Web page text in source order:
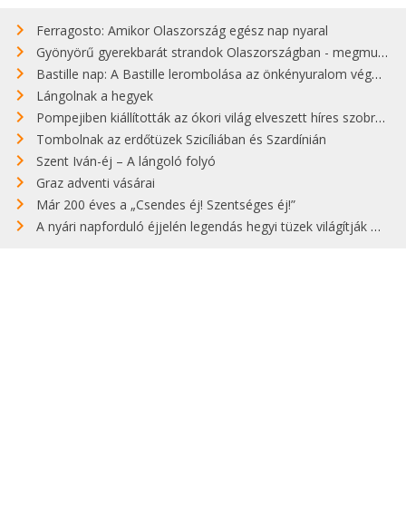
Ferragosto: Amikor Olaszország egész nap nyaral
Gyönyörű gyerekbarát strandok Olaszországban - megmutatjuk a 15 legjobbat
Bastille nap: A Bastille lerombolása az önkényuralom végét jelentette
Lángolnak a hegyek
Pompejiben kiállították az ókori világ elveszett híres szobrának másolatát
Tombolnak az erdőtüzek Szicíliában és Szardínián
Szent Iván-éj – A lángoló folyó
Graz adventi vásárai
Már 200 éves a „Csendes éj! Szentséges éj!”
A nyári napforduló éjjelén legendás hegyi tüzek világítják meg Zugspitzét